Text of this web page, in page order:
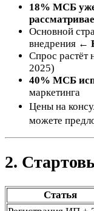
18% МСБ
Основной
внедрения ←
Спрос растёт
2025)
40% МСБ
маркетинга
Цены на
можете
2.
Статья